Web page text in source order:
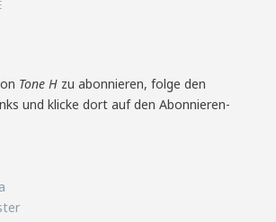
Tone H zu abonnieren, folge den
und klicke dort auf den Abonnieren-